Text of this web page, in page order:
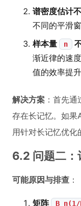
谱密度估计
不同的平滑
样本量
n
渐近律的速
值的效率提
解决方案 ：首先
存在长记忆。如果
用针对长记忆优
6.2 问题二：
可能原因与排查 ：
矩阵